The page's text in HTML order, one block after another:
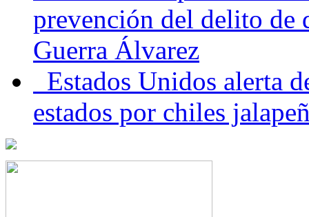
prevención del delito de
Guerra Álvarez
Estados Unidos alerta
estados por chiles